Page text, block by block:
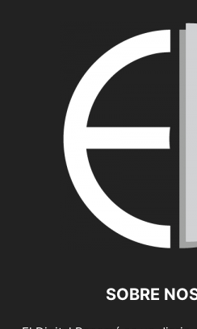
SOBRE